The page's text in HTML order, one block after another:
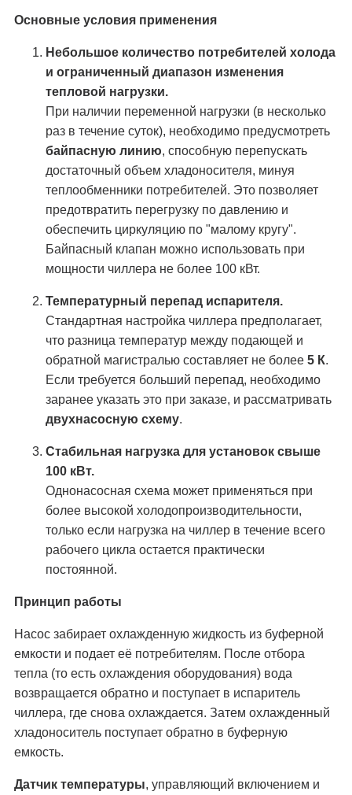
Основные условия применения
Небольшое количество потребителей холода
и ограниченный диапазон изменения
тепловой нагрузки.
При наличии переменной нагрузки (в несколько
раз в течение суток), необходимо предусмотреть
байпасную линию, способную перепускать
достаточный объем хладоносителя, минуя
теплообменники потребителей. Это позволяет
предотвратить перегрузку по давлению и
обеспечить циркуляцию по "малому кругу".
Байпасный клапан можно использовать при
мощности чиллера не более 100 кВт.
Температурный перепад испарителя.
Стандартная настройка чиллера предполагает,
что разница температур между подающей и
обратной магистралью составляет не более 5 К.
Если требуется больший перепад, необходимо
заранее указать это при заказе, и рассматривать
двухнасосную схему.
Стабильная нагрузка для установок свыше
100 кВт.
Однонасосная схема может применяться при
более высокой холодопроизводительности,
только если нагрузка на чиллер в течение всего
рабочего цикла остается практически
постоянной.
Принцип работы
Насос забирает охлажденную жидкость из буферной
емкости и подает её потребителям. После отбора
тепла (то есть охлаждения оборудования) вода
возвращается обратно и поступает в испаритель
чиллера, где снова охлаждается. Затем охлажденный
хладоноситель поступает обратно в буферную
емкость.
Датчик температуры, управляющий включением и